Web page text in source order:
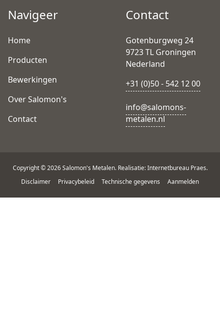
Navigeer
Home
Producten
Bewerkingen
Over Salomon's
Contact
Contact
Gotenburgweg 24
9723 TL Groningen
Nederland
+31 (0)50 - 542 12 00
info@salomons-
metalen.nl
Copyright © 2026 Salomon's Metalen. Realisatie: Internetbureau Praes.
Disclaimer
Privacybeleid Technische gegevens Aanmelden